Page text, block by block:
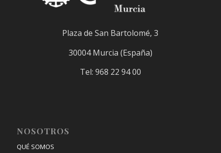
Plaza de San Bartolomé, 3
30004 Murcia (España)
Tel: 968 22 94 00
NOSOTROS
QUÉ SOMOS